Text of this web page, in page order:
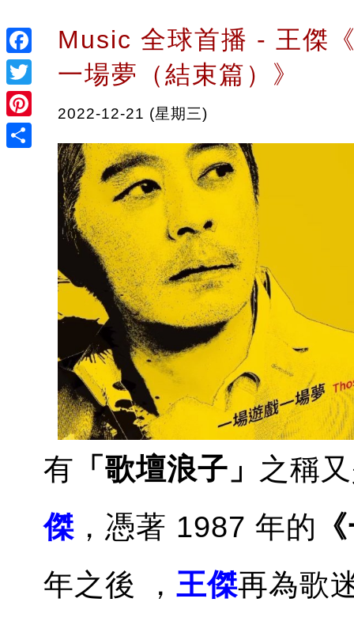
Facebook
Twitter
Pinterest
Music 全球首播 - 王傑
一場夢（結束篇）》
2022-12-21 (星期三)
有 「歌壇浪子」 之稱
傑 ，憑著 1987 年的
年之後 ， 王傑再為歌